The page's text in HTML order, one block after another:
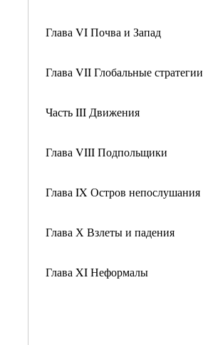
Глава VI Почва и Запад
Глава VII Глобальные стратегии
Часть III Движения
Глава VIII Подпольщики
Глава IX Остров непослушания
Глава Х Взлеты и падения
Глава XI Неформалы